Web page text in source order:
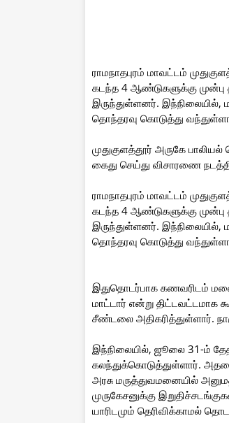
ராமநாதபுரம் மாவட்டம்
கடந்த 4 ஆண்டுகளுக்கு
இருந்துள்ளனர். இந்நிலையில்,
தொந்தரவு கொடுத்து
முதுகுளத்தூர் அருகே
கைது செய்து விசாரணை
ராமநாதபுரம் மாவட்டம்
கடந்த 4 ஆண்டுகளுக்கு
இருந்துள்ளனர். இந்நிலையில்,
தொந்தரவு கொடுத்து
இதுதொடர்பாக கணவரிடம்
மாட்டார் என்று திட்டவட்டமாக
சீண்டலை அதிகரித்துள்ளார்.
இந்நிலையில், ஜூலை 31-ம்
கலந்துக்கொடுத்துள்ளார். அதனை
அரசு மருத்துவமனையில்
முருகேசனுக்கு
யாரிடமும் தெரிவிக்காமல்